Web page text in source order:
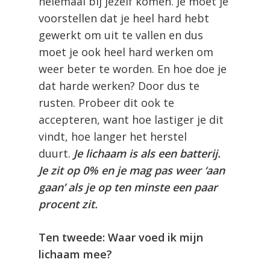
voorstellen dat je heel hard hebt
gewerkt om uit te vallen en dus
moet je ook heel hard werken om
weer beter te worden. En hoe doe je
dat harde werken? Door dus te
rusten. Probeer dit ook te
accepteren, want hoe lastiger je dit
vindt, hoe langer het herstel
duurt. Je lichaam is als een batterij.
Je zit op 0% en je mag pas weer ‘aan
gaan’ als je op ten minste een paar
procent zit.
Ten tweede: Waar voed ik mijn
lichaam mee?